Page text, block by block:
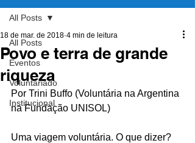
All Posts
Eventos
Voluntariado
Institucional
All Posts
Povo e terra de grande
riqueza
18 de mar. de 2018 4 min de leitura
Por Trini Buffo (Voluntária na Argentina
na Fundação UNISOL)
Uma viagem voluntária. O que dizer?